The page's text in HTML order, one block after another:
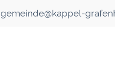
gemeinde@kappel-